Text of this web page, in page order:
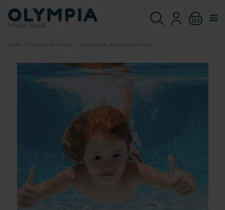
Campus de Verano Campus de Verano (4 y 5 años)